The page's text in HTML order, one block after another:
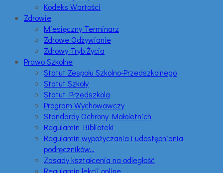
Kodeks Wartości
Zdrowie
Miesięczny Terminarz
Zdrowe Odżywianie
Zdrowy Tryb Życia
Prawo Szkolne
Statut Zespołu Szkolno-Przedszkolnego
Statut Szkoły
Statut Przedszkola
Program Wychowawczy
Standardy Ochrony Małoletnich
Regulamin Biblioteki
Regulamin wypożyczania i udostępniania
podręczników…
Zasady kształcenia na odległość
Regulamin lekcji online